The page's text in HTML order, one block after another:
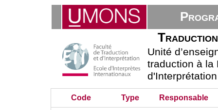
Unité
traduction à la
Code Type Responsable